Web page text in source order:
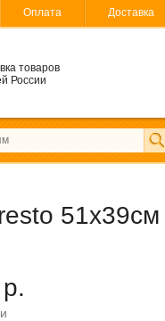
Оплата Доставка
товаров
России
51x39см